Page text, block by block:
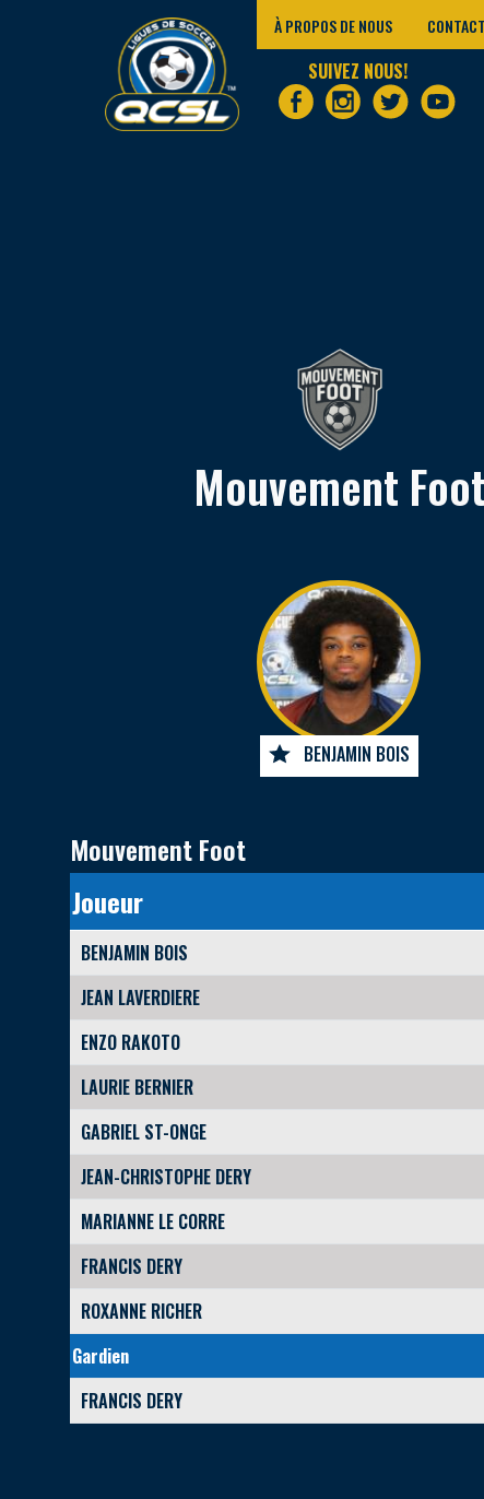
À PROPOS DE NOUS
SUIVEZ NOUS!
Mouvement Foot
BENJAMIN BOIS
Mouvement Foot
Joueur
BENJAMIN BOIS
JEAN LAVERDIERE
ENZO RAKOTO
LAURIE BERNIER
GABRIEL ST-ONGE
JEAN-CHRISTOPHE DERY
MARIANNE LE CORRE
FRANCIS DERY
ROXANNE RICHER
Gardien
FRANCIS DERY